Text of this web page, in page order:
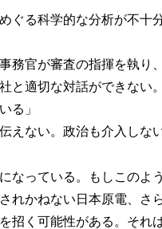
ぐる科学的な分析が不十
務官が審査の指揮を執り
と適切な対話ができない
る」
えない。政治も介入しない
なっている。もしこのよ
れかねない日本原電、さ
招く可能性がある。それ